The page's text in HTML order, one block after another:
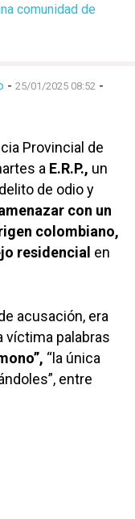
comunidad de
- 25/01/2025 08:52 -
Provincial de
a E.R.P., un
de odio y
con un
colombiano,
residencial en
acusación, era
víctima palabras
“la única
entre